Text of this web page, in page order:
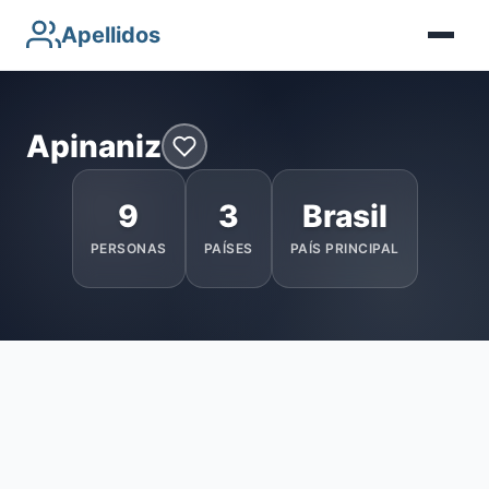
Apellidos
Apinaniz
9
PERSONAS
3
PAÍSES
Brasil
PAÍS PRINCIPAL